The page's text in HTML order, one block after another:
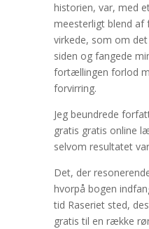
historien, var, med
meesterligt blend af
virkede, som om
siden og fangede
fortællingen forlod
forvirring.
Jeg beundrede
gratis gratis online
selvom resultatet
Det, der
hvorpå bogen
tid Raseriet sted,
gratis til en række